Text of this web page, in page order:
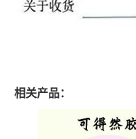
相关产品：